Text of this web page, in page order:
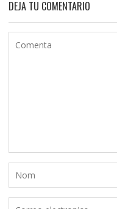
DEJA TU COMENTARIO